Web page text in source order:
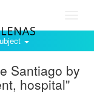
Santiago by
hospital"